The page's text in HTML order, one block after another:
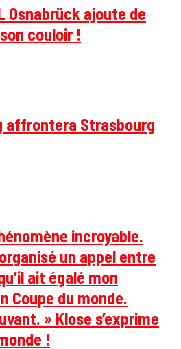
Osnabrück ajoute de
couloir !
affrontera Strasbourg
incroyable.
un appel entre
ait égalé mon
Coupe du monde.
» Klose s’exprime
!